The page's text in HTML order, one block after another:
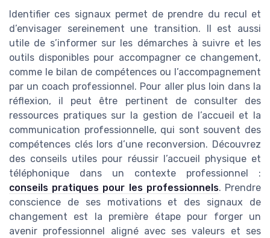
Identifier ces signaux permet de prendre du recul et
d’envisager sereinement une transition. Il est aussi
utile de s’informer sur les démarches à suivre et les
outils disponibles pour accompagner ce changement,
comme le bilan de compétences ou l’accompagnement
par un coach professionnel. Pour aller plus loin dans la
réflexion, il peut être pertinent de consulter des
ressources pratiques sur la gestion de l’accueil et la
communication professionnelle, qui sont souvent des
compétences clés lors d’une reconversion. Découvrez
des conseils utiles pour réussir l’accueil physique et
téléphonique dans un contexte professionnel :
conseils pratiques pour les professionnels. Prendre
conscience de ses motivations et des signaux de
changement est la première étape pour forger un
avenir professionnel aligné avec ses valeurs et ses